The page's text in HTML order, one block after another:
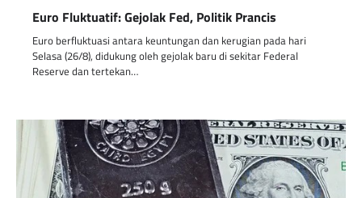
Euro Fluktuatif: Gejolak Fed, Politik Prancis
Euro berfluktuasi antara keuntungan dan kerugian pada hari
Selasa (26/8), didukung oleh gejolak baru di sekitar Federal
Reserve dan tertekan…